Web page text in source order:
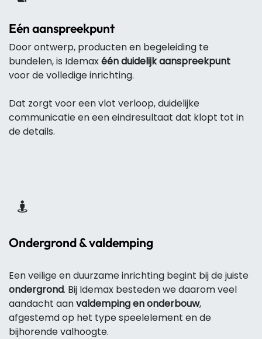
Eén aanspreekpunt
Door ontwerp, producten en begeleiding te
bundelen, is Idemaxéén duidelijk aanspreekpunt
voor de volledige inrichting.
Dat zorgt voor een vlot verloop, duidelijke
communicatie en een eindresultaat dat klopt tot in
de details.
Ondergrond & valdemping
Een veilige en duurzame inrichting begint bij de juiste
ondergrond. Bij Idemax besteden we daarom veel
aandacht aanvaldemping en onderbouw,
afgestemd op het type speelelement en de
bijhorende valhoogte.